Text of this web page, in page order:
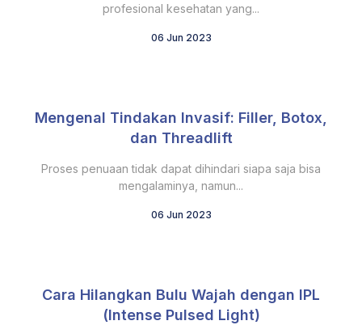
profesional kesehatan yang...
06 Jun 2023
Mengenal Tindakan Invasif: Filler, Botox,
dan Threadlift
Proses penuaan tidak dapat dihindari siapa saja bisa
mengalaminya, namun...
06 Jun 2023
Cara Hilangkan Bulu Wajah dengan IPL
(Intense Pulsed Light)